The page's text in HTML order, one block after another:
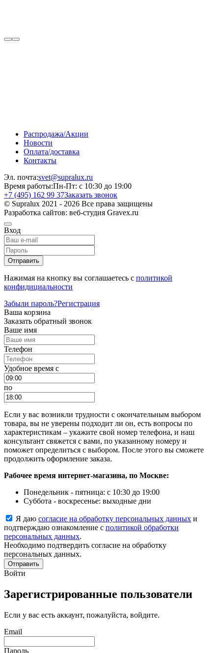
Распродажа/Акции
Новости
Оплата/доставка
Контакты
Эл. почта:svet@supralux.ru
Время работы:Пн-Пт: с 10:30 до 19:00
+7 (495) 162 99 37Заказать звонок
© Supralux 2021 - 2026 Все права защищены
Разработка сайтов: веб-студия Gravex.ru
Вход
Отправить
Нажимая на кнопку вы соглашаетесь с политикой
конфидициальности
Забыли пароль?Регистрация
Ваша корзина
Заказать обратный звонок
Ваше имя
Телефон
Удобное время c
по
Если у вас возникли трудности с окончательным выбором
товара, вы не уверены подходит ли он, есть вопросы по
характеристикам – укажите свой номер телефона, и наш
консультант свяжется с вами, по указанному номеру и
поможет определиться с выбором. После этого вы сможете
продолжить оформление заказа.
Рабочее время интернет-магазина, по Москве:
Понедельник - пятница: с 10:30 до 19:00
Суббота - воскресенье: выходные дни
Я даю согласие на обработку персональных данных и
подтверждаю ознакомление с политикой обработки
персональных данных.
Необходимо подтвердить согласие на обработку
персональных данных.
Отправить
Войти
Зарегистрированные пользователи
Если у вас есть аккаунт, пожалуйста, войдите.
Email
Пароль